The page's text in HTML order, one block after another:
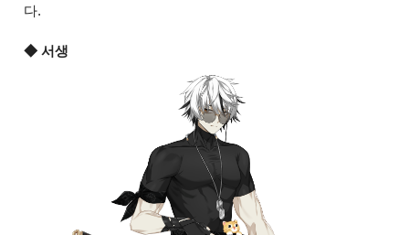
다.
◆ 서생